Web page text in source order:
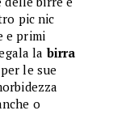
pic nic
e primi
la birra
le sue
o